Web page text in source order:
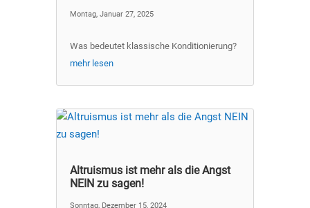
Montag, Januar 27, 2025
Was bedeutet klassische Konditionierung?
mehr lesen
Altruismus ist mehr als die Angst
NEIN zu sagen!
Sonntag, Dezember 15, 2024